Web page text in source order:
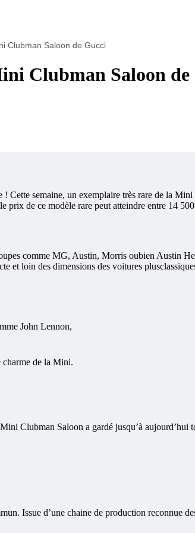
Clubman Saloon de Gucci
Clubman Saloon
semaine, un exemplaire très rare de la
prix de ce modèle rare peut atteindre entre 14
comme MG, Austin, Morris oubien Austin
et loin des dimensions des voitures
John Lennon,
charme de la Mini.
Clubman Saloon a gardé jusqu’à
Issue d’une chaine de production reconnue